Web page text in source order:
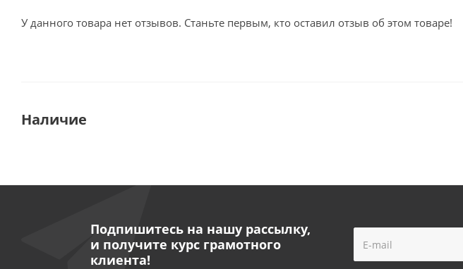
У данного товара нет отзывов. Станьте первым, кто оставил отзыв об этом товаре!
Наличие
Подпишитесь на нашу рассылку,
и получите курс грамотного
клиента!